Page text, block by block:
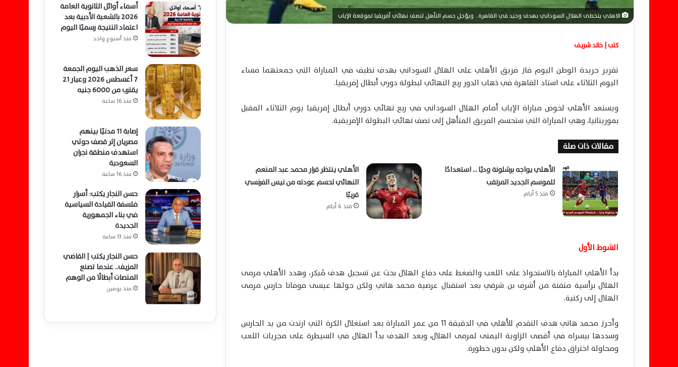
الاهلي يتخطى الهلال السوداني بهدف وحيد في القاهرة.. ويؤجل حسم التأهل لنصف نهائي أفريقيا لموقعة الإياب
كتب | خالد شريف
تقرير جريدة الوطن اليوم فاز فريق الأهلي على الهلال السوداني بهدف نظيف في المباراة التي جمعتهما مساء
اليوم الثلاثاء على استاد القاهرة في ذهاب الدور ربع النهائي لبطولة دوري أبطال إفريقيا.
ويستعد الأهلي لخوض مباراة الإياب أمام الهلال السوداني في ربع نهائي دوري أبطال إفريقيا يوم الثلاثاء المقبل
بموريتانيا، وهي المباراة التي ستحسم الفريق المتأهل إلى نصف نهائي البطولة الإفريقية.
مقالات ذات صلة
الأهلي يواجه برشلونة وديًا … استعدادًا
للموسم الجديد المرتقب
منذ 5 أيام
الأهلي ينتظر قرار محمد عبد المنعم
النهائي لحسم عودته من نيس الفرنسي
قريبًا
منذ 6 أيام
الشوط الأول
بدأ الأهلي المباراة بالاستحواذ على اللعب والضغط على دفاع الهلال بحث عن تسجيل هدف مُبكر، وهدد الأهلي مرمى
الهلال برأسية متقنة من أشرف بن شرقي بعد استقبال عرضية محمد هاني ولكن حولها عيسى فوفانا حارس مرمى
الهلال إلى ركنية.
وأحرز محمد هاني هدف التقدم للأهلي في الدقيقة 11 من عمر المباراة بعد استغلال الكرة التي ارتدت من يد الحارس
وسددها بيسراه في أقصى الزاوية اليمنى لمرمى الهلال، وبعد الهدف بدأ الهلال في السيطرة على مجريات اللعب
ومحاولة اختراق دفاع الأهلي ولكن بدون خطورة.
أسماء أوائل الثانوية العامة
2026 بالشعبة الأدبية بعد
اعتماد النتيجة رسميًا اليوم
منذ أسبوع واحد
سعر الذهب اليوم الجمعة
7 أغسطس 2026 وعيار 21
يقترب من 6000 جنيه
منذ 16 ساعة
إصابة 11 مدنيًا بينهم
مصريان إثر قصف حوثي
استهدف منطقة نجران
السعودية
منذ 16 ساعة
حسن النجار يكتب: أسرار
فلسفة القيادة السياسية
في بناء الجمهورية
الجديدة
منذ 13 ساعة
حسن النجار يكتب | القاضي
المزيف.. عندما تصنع
المنصات أبطالًا من الوهم
منذ يومين